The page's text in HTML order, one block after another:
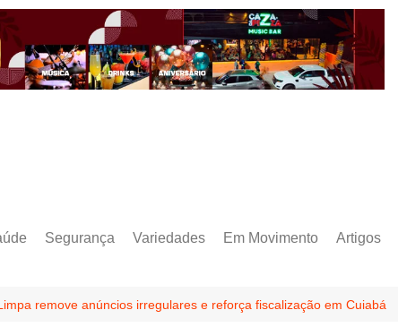
Segurança Variedades Em Movimento Artigos
remove anúncios irregulares e reforça fiscalização em Cuiabá